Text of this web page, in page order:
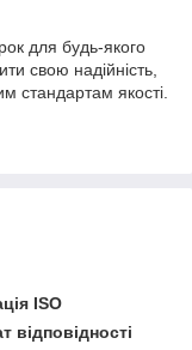
для будь-якого
свою надійність,
стандартам якості.
ISO
відповідності